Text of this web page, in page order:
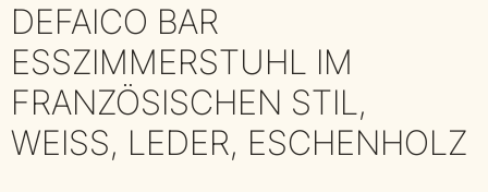
DEFAICO BAR
ESSZIMMERSTUHL IM
FRANZÖSISCHEN STIL,
WEISS, LEDER, ESCHENHOLZ